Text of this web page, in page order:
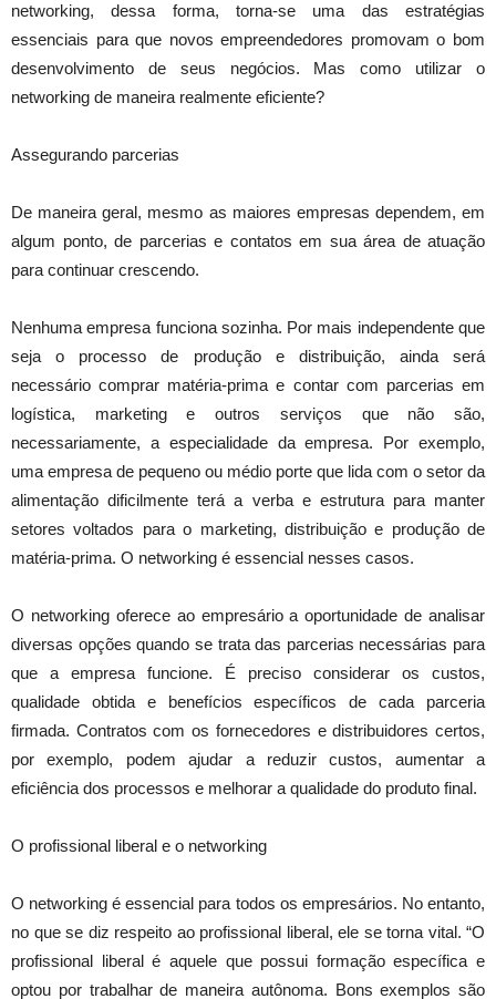
networking, dessa forma, torna-se uma das estratégias
essenciais para que novos empreendedores promovam o bom
desenvolvimento de seus negócios. Mas como utilizar o
networking de maneira realmente eficiente?
Assegurando parcerias
De maneira geral, mesmo as maiores empresas dependem, em
algum ponto, de parcerias e contatos em sua área de atuação
para continuar crescendo.
Nenhuma empresa funciona sozinha. Por mais independente que
seja o processo de produção e distribuição, ainda será
necessário comprar matéria-prima e contar com parcerias em
logística, marketing e outros serviços que não são,
necessariamente, a especialidade da empresa. Por exemplo,
uma empresa de pequeno ou médio porte que lida com o setor da
alimentação dificilmente terá a verba e estrutura para manter
setores voltados para o marketing, distribuição e produção de
matéria-prima. O networking é essencial nesses casos.
O networking oferece ao empresário a oportunidade de analisar
diversas opções quando se trata das parcerias necessárias para
que a empresa funcione. É preciso considerar os custos,
qualidade obtida e benefícios específicos de cada parceria
firmada. Contratos com os fornecedores e distribuidores certos,
por exemplo, podem ajudar a reduzir custos, aumentar a
eficiência dos processos e melhorar a qualidade do produto final.
O profissional liberal e o networking
O networking é essencial para todos os empresários. No entanto,
no que se diz respeito ao profissional liberal, ele se torna vital. “O
profissional liberal é aquele que possui formação específica e
optou por trabalhar de maneira autônoma. Bons exemplos são